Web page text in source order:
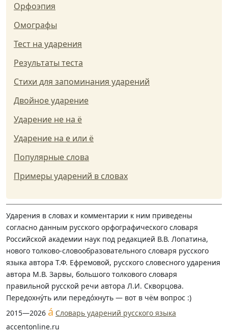
Орфоэпия
Омографы
Тест на ударения
Результаты теста
Стихи для запоминания ударений
Двойное ударение
Ударение не на ё
Ударение на е или ё
Популярные слова
Примеры ударений в словах
Ударения в словах и комментарии к ним приведены
согласно данным русского орфографического словаря
Российской академии наук под редакцией В.В. Лопатина,
нового толково-словообразовательного словаря русского
языка автора Т.Ф. Ефремовой, русского словесного ударения
автора М.В. Зарвы, большого толкового словаря
правильной русской речи автора Л.И. Скворцова.
Передохну́ть или передо́хнуть — вот в чём вопрос :)
2015—2026 á Словарь ударений русского языка
accentonline.ru